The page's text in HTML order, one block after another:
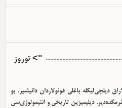
"> توروز
دیلچی‌لیکله باغلی قونولاردان دانیشیر. بو
دیلیمیزین تاریخی و ائتیمولوژی‌سی